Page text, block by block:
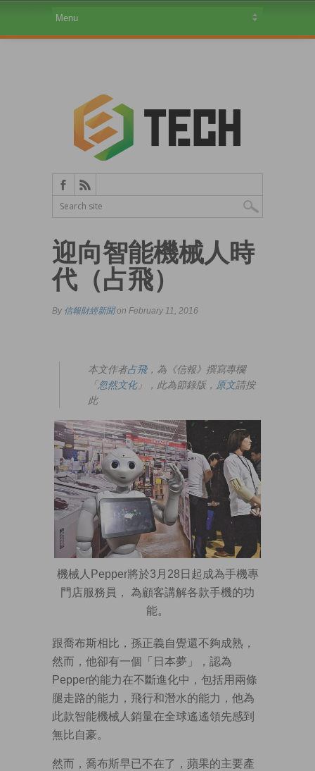
迎向智能機械人時
代（占飛）
By 信報財經新聞on February 11, 2016
本文作者占飛，為《信報》撰寫專欄
「忽然文化」，此為節錄版， 原文請按
此
機械人Pepper將於3月28日起成為手機專
門店服務員， 為顧客講解各款手機的功
能。
跟喬布斯相比，孫正義自覺還不夠成熟，
然而，他卻有一個「日本夢」，認為
Pepper的能力在不斷進化中，包括用兩條
腿走路的能力，飛行和潛水的能力，他為
此款智能機械人銷量在全球遙遙領先感到
無比自豪。
然而，喬布斯早已不在了，蘋果的主要產